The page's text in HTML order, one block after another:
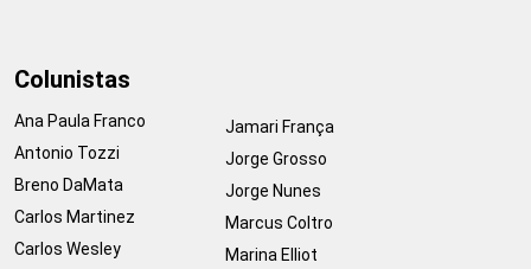
Colunistas
Ana Paula Franco
Antonio Tozzi
Breno DaMata
Carlos Martinez
Carlos Wesley
Jamari França
Jorge Grosso
Jorge Nunes
Marcus Coltro
Marina Elliot